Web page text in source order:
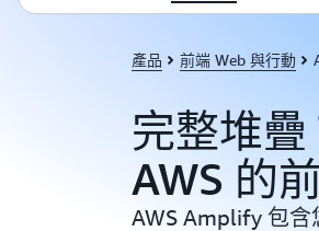
產品 前端 Web 與行動
完整堆
AWS 的
AWS Amplify 包含